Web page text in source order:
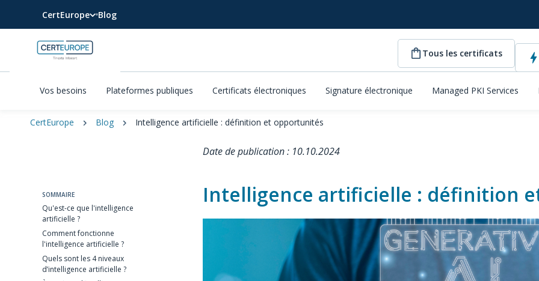
CertEurope Blog
Tous les certificats
Vos besoins Plateformes publiques Certificats électroniques Signature électronique Managed PKI Services
CertEurope Blog Intelligence artificielle : définition et opportunités
SOMMAIRE
Qu'est-ce que l'intelligence
artificielle ? ​
Comment fonctionne
l'intelligence artificielle ?
Quels sont les 4 niveaux
d’intelligence artificielle ?
Date de publication : 10.10.2024
Intelligence artificielle : définition